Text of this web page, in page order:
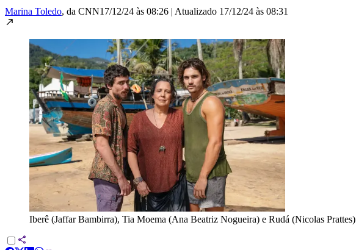
Marina Toledo, da CNN17/12/24 às 08:26 | Atualizado 17/12/24 às 08:31
Iberê (Jaffar Bambirra), Tia Moema (Ana Beatriz Nogueira) e Rudá (Nicolas Prattes)